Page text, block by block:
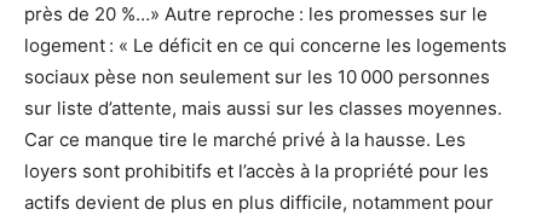
près de 20 %…» Autre reproche : les promesses sur le
logement : « Le déficit en ce qui concerne les logements
sociaux pèse non seulement sur les 10 000 personnes
sur liste d’attente, mais aussi sur les classes moyennes.
Car ce manque tire le marché privé à la hausse. Les
loyers sont prohibitifs et l’accès à la propriété pour les
actifs devient de plus en plus difficile, notamment pour